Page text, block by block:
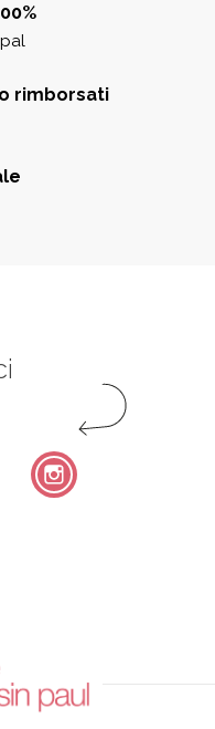
rimborsati
Pinterest